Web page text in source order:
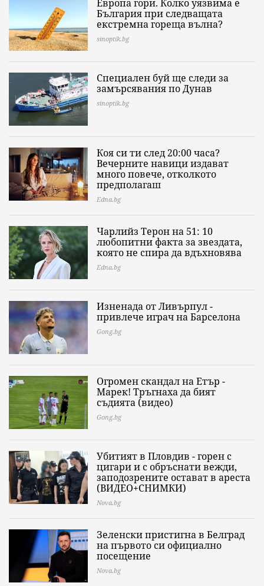
Европа гори. Колко уязвима е
България при следващата
екстремна гореща вълна?
sinoptik.bg
Специален буй ще следи за
замърсявания по Дунав
sinoptik.bg
Коя си ти след 20:00 часа?
Вечерните навици издават
много повече, отколкото
предполагаш
Edna.bg
Чарлийз Терон на 51: 10
любопитни факта за звездата,
която не спира да вдъхновява
Edna.bg
Изненада от Ливърпул -
привлече играч на Барселона
Gong.bg
Огромен скандал на Етър -
Марек! Тръгнаха да бият
съдията (видео)
Gong.bg
Убитият в Пловдив - горен с
цигари и с обръснати вежди,
заподозрените остават в ареста
(ВИДЕО+СНИМКИ)
Nova.bg
Зеленски пристигна в Белград
на първото си официално
посещение
Nova.bg